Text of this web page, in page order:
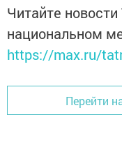
Читайте
национальном
https://max.ru/
Перейти